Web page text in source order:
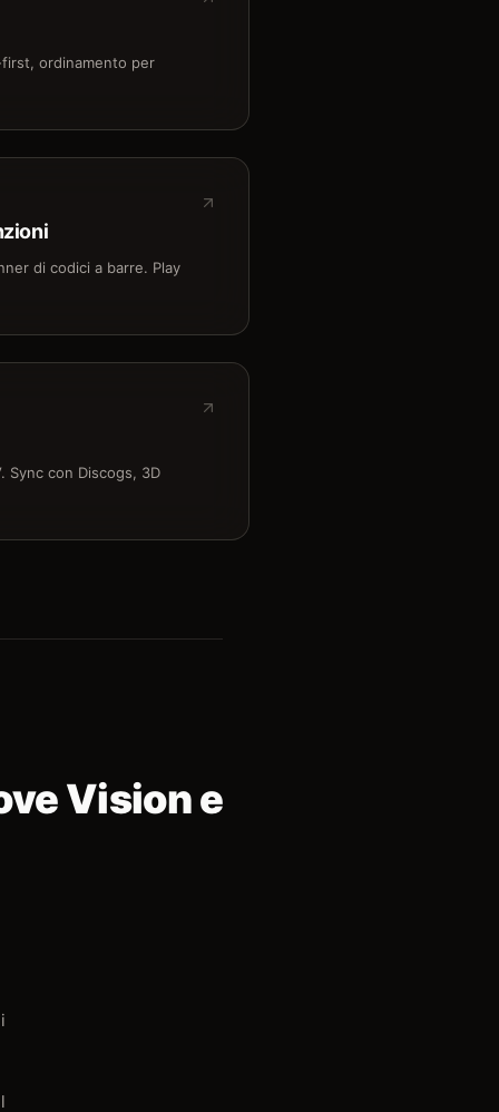
first, ordinamento per
di codici a barre. Play
Sync con Discogs, 3D
Vision e